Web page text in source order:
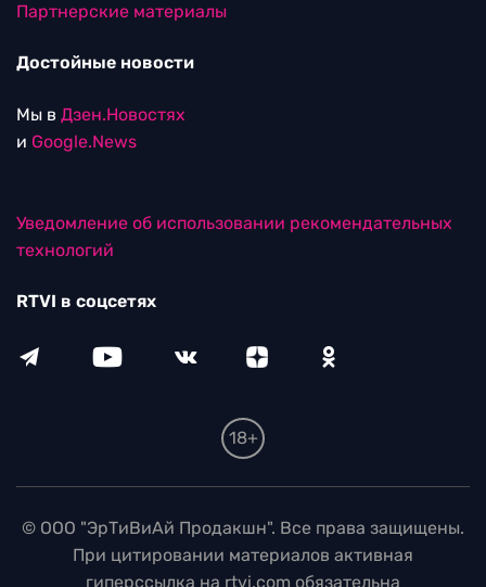
Партнерские материалы
Достойные новости
Мы в Дзен.Новостях
и Google.News
Уведомление об использовании рекомендательных
технологий
RTVI в соцсетях
18+
© ООО "ЭрТиВиАй Продакшн". Все права защищены.
При цитировании материалов активная
гиперссылка на rtvi.com обязательна